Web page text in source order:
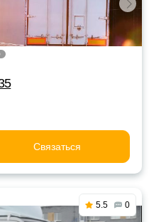
Связаться
5.5 0